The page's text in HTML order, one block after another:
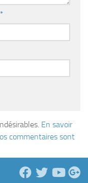
*
En savoir
commentaires sont